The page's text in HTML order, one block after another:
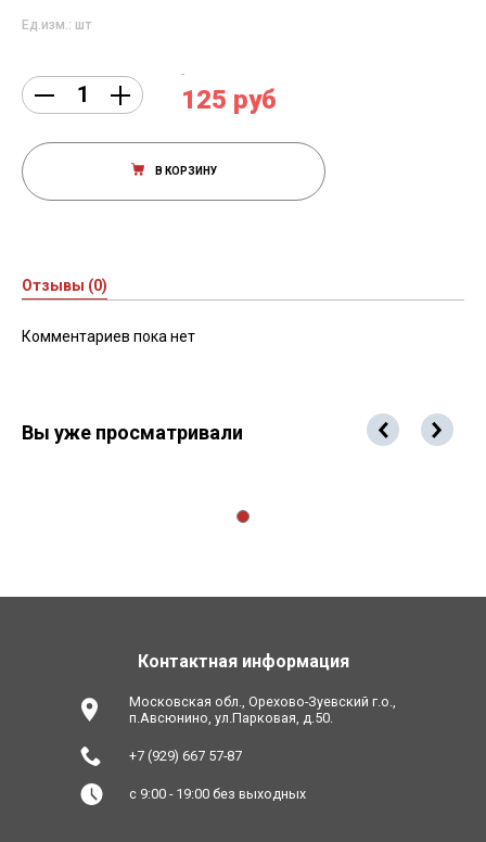
Ед.изм.: шт
125 руб
В КОРЗИНУ
Отзывы (0)
Комментариев пока нет
Вы уже просматривали
Контактная информация
Московская обл., Орехово-Зуевский г.о.,
п.Авсюнино, ул.Парковая, д.50.
+7 (929) 667 57-87
с 9:00 - 19:00 без выходных